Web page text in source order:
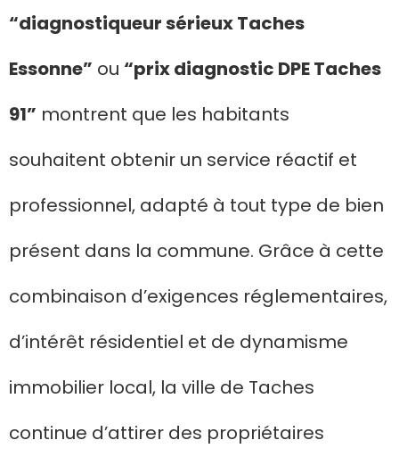
“diagnostiqueur sérieux Taches
Essonne” ou “prix diagnostic DPE Taches
91” montrent que les habitants
souhaitent obtenir un service réactif et
professionnel, adapté à tout type de bien
présent dans la commune. Grâce à cette
combinaison d’exigences réglementaires,
d’intérêt résidentiel et de dynamisme
immobilier local, la ville de Taches
continue d’attirer des propriétaires